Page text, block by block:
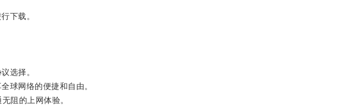
下载。
选择。
球网络的便捷和自由。
阻的上网体验。